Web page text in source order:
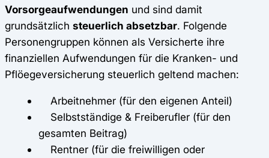
Vorsorgeaufwendungen und sind damit
grundsätzlich steuerlich absetzbar. Folgende
Personengruppen können als Versicherte ihre
finanziellen Aufwendungen für die Kranken- und
Pflöegeversicherung steuerlich geltend machen:
Arbeitnehmer (für den eigenen Anteil)
Selbstständige & Freiberufler (für den
gesamten Beitrag)
Rentner (für die freiwilligen oder